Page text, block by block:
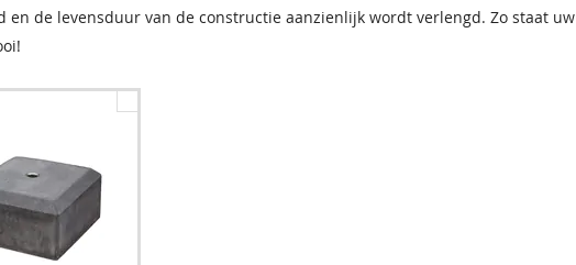
de levensduur van de constructie aanzienlijk wordt verlengd. Zo staat uw